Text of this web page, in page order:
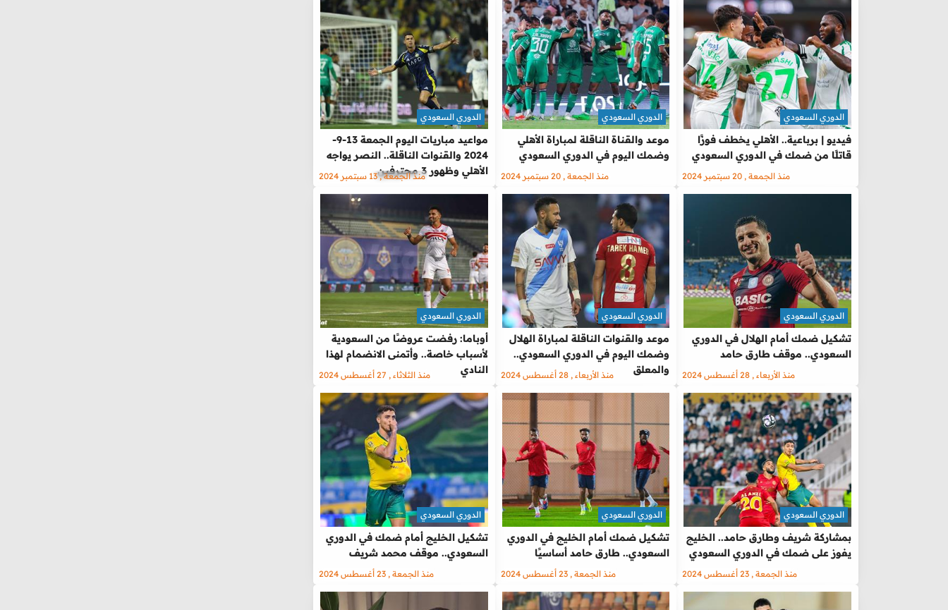
فيديو | برباعية.. الأهلي يخطف فوزًا
قاتلًا من ضمك في الدوري السعودي
الدوري السعودي
منذ الجمعة , 20 سبتمبر 2024
موعد والقناة الناقلة لمباراة الأهلي
وضمك اليوم في الدوري السعودي
الدوري السعودي
منذ الجمعة , 20 سبتمبر 2024
مواعيد مباريات اليوم الجمعة 13-9-
2024 والقنوات الناقلة.. النصر يواجه
الأهلي وظهور 3 محترفين
الدوري السعودي
منذ الجمعة , 13 سبتمبر 2024
تشكيل ضمك أمام الهلال في الدوري
السعودي.. موقف طارق حامد
الدوري السعودي
منذ الأربعاء , 28 أغسطس 2024
موعد والقنوات الناقلة لمباراة الهلال
وضمك اليوم في الدوري السعودي..
والمعلق
الدوري السعودي
منذ الأربعاء , 28 أغسطس 2024
أوباما: رفضت عروضًا من السعودية
لأسباب خاصة.. وأتمنى الانضمام لهذا
النادي
الدوري السعودي
منذ الثلاثاء , 27 أغسطس 2024
بمشاركة شريف وطارق حامد.. الخليج
يفوز على ضمك في الدوري السعودي
الدوري السعودي
منذ الجمعة , 23 أغسطس 2024
تشكيل ضمك أمام الخليج في الدوري
السعودي.. طارق حامد أساسيًا
الدوري السعودي
منذ الجمعة , 23 أغسطس 2024
تشكيل الخليج أمام ضمك في الدوري
السعودي.. موقف محمد شريف
الدوري السعودي
منذ الجمعة , 23 أغسطس 2024